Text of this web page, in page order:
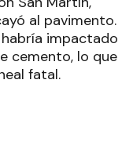
al pavimento.
impactado
cemento, lo que
fatal.